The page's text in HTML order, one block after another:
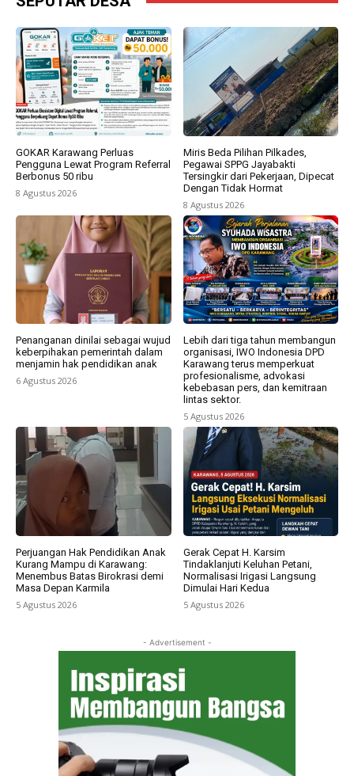
GOKAR Karawang Perluas
Pengguna Lewat Program Referral
Berbonus 50 ribu
8 Agustus 2026
Miris Beda Pilihan Pilkades,
Pegawai SPPG Jayabakti
Tersingkir dari Pekerjaan, Dipecat
Dengan Tidak Hormat
8 Agustus 2026
Penanganan dinilai sebagai wujud
keberpihakan pemerintah dalam
menjamin hak pendidikan anak
6 Agustus 2026
Lebih dari tiga tahun membangun
organisasi, IWO Indonesia DPD
Karawang terus memperkuat
profesionalisme, advokasi
kebebasan pers, dan kemitraan
lintas sektor.
5 Agustus 2026
Perjuangan Hak Pendidikan Anak
Kurang Mampu di Karawang:
Menembus Batas Birokrasi demi
Masa Depan Karmila
5 Agustus 2026
Gerak Cepat H. Karsim
Tindaklanjuti Keluhan Petani,
Normalisasi Irigasi Langsung
Dimulai Hari Kedua
5 Agustus 2026
- Advertisement -